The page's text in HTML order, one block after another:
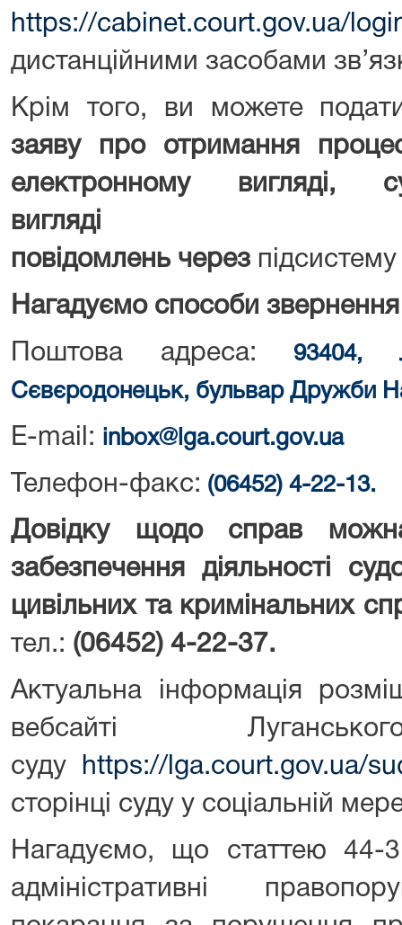
https://cabinet.court.gov.ua/
дистанційними засобами
Крім того, ви можете
заяву про отримання
електронному вигляді,
повідомлень через
Нагадуємо способи
Поштова адреса: 93404,
Сєвєродонецьк, бульвар Дружби
E-mail: inbox@lga.court.gov.ua
Телефон-факс: (06452) 4-22-13.
Довідку щодо справможна
забезпечення діяльності
цивільних та кримінальних
тел.: (06452) 4-22-37.
Актуальна інформація
вебсайті
суду
https://lga.court.gov.ua/
сторінці суду у соціальній
Нагадуємо, що статтею 44-
адміністративні